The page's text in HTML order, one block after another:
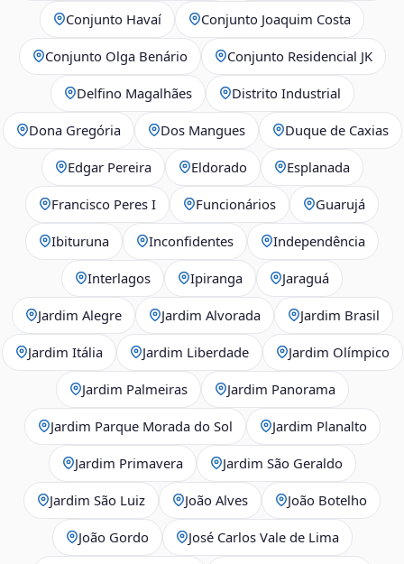
Conjunto Havaí Conjunto Joaquim Costa
Conjunto Olga Benário Conjunto Residencial JK
Delfino Magalhães Distrito Industrial
Dona Gregória Dos Mangues Duque de Caxias
Edgar Pereira Eldorado Esplanada
Francisco Peres I Funcionários Guarujá
Ibituruna Inconfidentes Independência
Interlagos Ipiranga Jaraguá
Jardim Alegre Jardim Alvorada Jardim Brasil
Jardim Itália Jardim Liberdade Jardim Olímpico
Jardim Palmeiras Jardim Panorama
Jardim Parque Morada do Sol Jardim Planalto
Jardim Primavera Jardim São Geraldo
Jardim São Luiz João Alves João Botelho
João Gordo José Carlos Vale de Lima